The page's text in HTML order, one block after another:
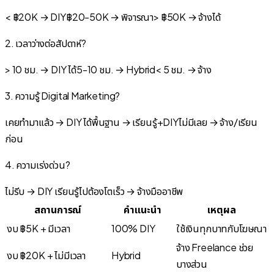
< ฿20K → DIY฿20-50K → พิจารณา> ฿50K → จ้างได้
2. เวลาว่างต่อสัปดาห์?
> 10 ชม. → DIY ได้5-10 ชม. → Hybrid< 5 ชม. → จ้าง
3. ความรู้ Digital Marketing?
เคยทำมาแล้ว → DIY ได้พื้นฐาน → เรียนรู้+DIYไม่มีเลย → จ้าง/เรียน
ก่อน
4. ความเร่งด่วน?
ไม่รีบ → DIY เรียนรู้ไปต้องโตเร็ว → จ้างมืออาชีพ
สถานการณ์
คำแนะนำ
เหตุผล
งบ ฿5K + มีเวลา
100% DIY ใช้เงินทุกบาทกับโฆษณา
งบ ฿20K + ไม่มีเวลา Hybrid
จ้าง Freelance ช่วย
บางส่วน